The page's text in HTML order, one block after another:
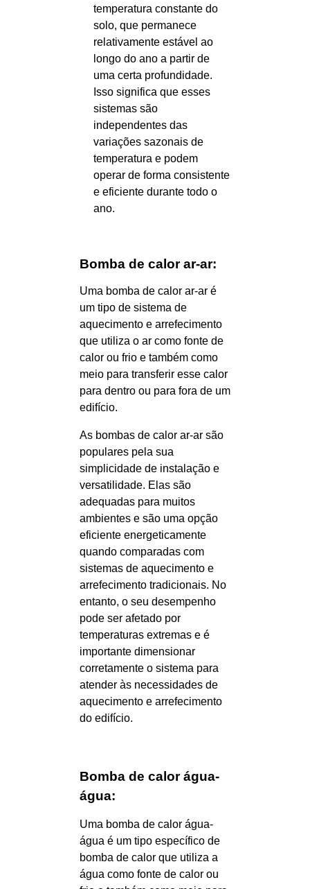
temperatura constante do
solo, que permanece
relativamente estável ao
longo do ano a partir de
uma certa profundidade.
Isso significa que esses
sistemas são
independentes das
variações sazonais de
temperatura e podem
operar de forma consistente
e eficiente durante todo o
ano.
Bomba de calor ar-ar:
Uma bomba de calor ar-ar é
um tipo de sistema de
aquecimento e arrefecimento
que utiliza o ar como fonte de
calor ou frio e também como
meio para transferir esse calor
para dentro ou para fora de um
edifício.
As bombas de calor ar-ar são
populares pela sua
simplicidade de instalação e
versatilidade. Elas são
adequadas para muitos
ambientes e são uma opção
eficiente energeticamente
quando comparadas com
sistemas de aquecimento e
arrefecimento tradicionais. No
entanto, o seu desempenho
pode ser afetado por
temperaturas extremas e é
importante dimensionar
corretamente o sistema para
atender às necessidades de
aquecimento e arrefecimento
do edifício.
Bomba de calor água-
água:
Uma bomba de calor água-
água é um tipo específico de
bomba de calor que utiliza a
água como fonte de calor ou